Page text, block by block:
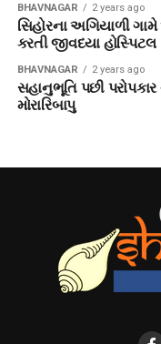
BHAVNAGAR 2 years ago
સિહોરના અગિયાળી
કરતી જીવદયા હોસ્પિટલ
BHAVNAGAR 2 years ago
સહાનુભૂતિ પછી
મોરારિબાપુ